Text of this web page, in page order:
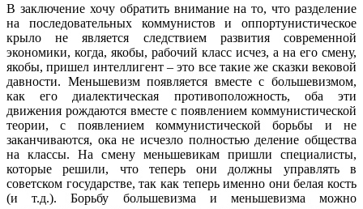
В заключение хочу обратить внимание на то, что разделение
на последовательных коммунистов и оппортунистическое
крыло не является следствием развития современной
экономики, когда, якобы, рабочий класс исчез, а на его смену,
якобы, пришел интеллигент – это все такие же сказки вековой
давности. Меньшевизм появляется вместе с большевизмом,
как его диалектическая противоположность, оба эти
движения рождаются вместе с появлением коммунистической
теории, с появлением коммунистической борьбы и не
заканчиваются, ока не исчезло полностью деление общества
на классы. На смену меньшевикам пришли специалисты,
которые решили, что теперь они должны управлять в
советском государстве, так как теперь именно они белая кость
(и т.д.). Борьбу большевизма и меньшевизма можно